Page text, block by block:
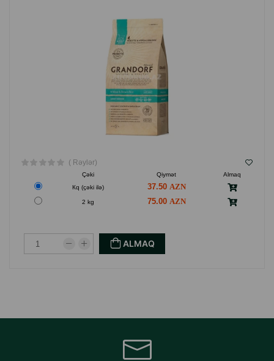
( Rəylər)
Çəki Qiymət
Almaq
Кq (çəki ilə)
37.50
2 kg 75.00
ALMAQ